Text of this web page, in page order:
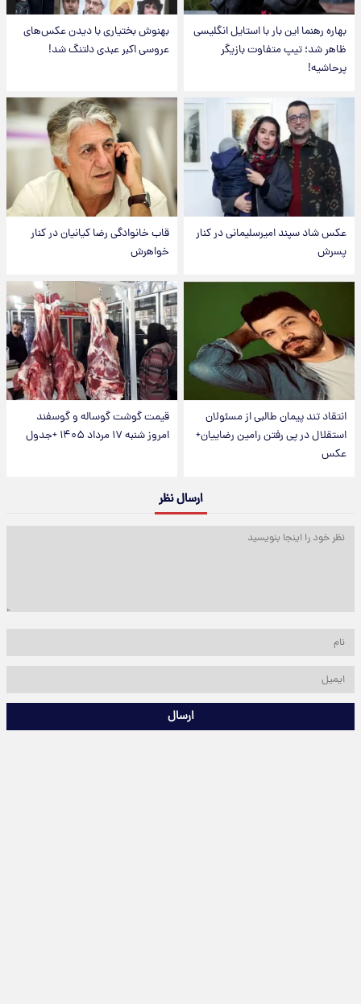
بهاره رهنما این بار با استایل انگلیسی
ظاهر شد؛ تیپ متفاوت بازیگر
پرحاشیه!
بهنوش بختیاری با دیدن عکس‌های
عروسی اکبر عبدی دلتنگ شد!
عکس شاد سپند امیرسلیمانی در کنار
پسرش
قاب خانوادگی رضا کیانیان در کنار
خواهرش
انتقاد تند پیمان طالبی از مسئولان
استقلال در پی رفتن رامین رضاییان+
عکس
قیمت گوشت گوساله و گوسفند
امروز شنبه ۱۷ مرداد ۱۴۰۵ +جدول
ارسال نظر
ارسال